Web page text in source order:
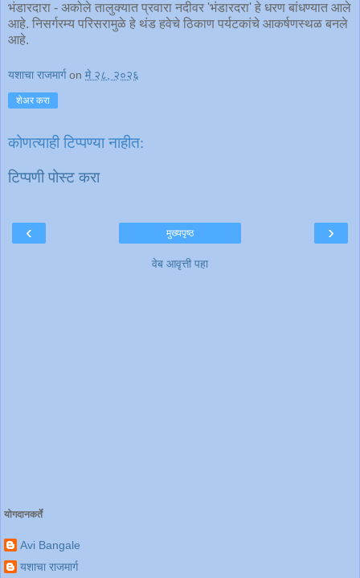
भंडारदारा - अकोले तालुक्यात प्रवारा नदीवर 'भंडारदरा' हे धरण बांधण्यात आले
आहे. निसर्गरम्य परिसरामुळे हे थंड हवेचे ठिकाण पर्यटकांचे आकर्षणस्थळ बनले
आहे.
यशाचा राजमार्ग on मे २८, २०२६
शेअर करा
कोणत्याही टिप्पण्‍या नाहीत:
टिप्पणी पोस्ट करा
‹ ›
मुख्यपृष्ठ
वेब आवृत्ती पहा
योगदानकर्ते
Avi Bangale
यशाचा राजमार्ग